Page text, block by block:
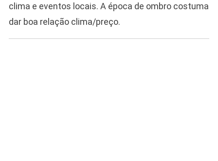
clima e eventos locais. A época de ombro costuma
dar boa relação clima/preço.